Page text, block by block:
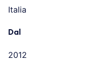
Italia
Dal
2012